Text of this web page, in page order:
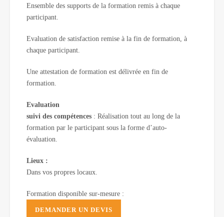
Ensemble des supports de la formation remis à chaque
participant.
Evaluation de satisfaction remise à la fin de formation, à
chaque participant.
Une attestation de formation est délivrée en fin de
formation.
Evaluation
suivi des compétences: Réalisation tout au long de la
formation par le participant sous la forme d’auto-
évaluation.
Lieux :
Dans vos propres locaux.
Formation disponible sur-mesure :
DEMANDER UN DEVIS